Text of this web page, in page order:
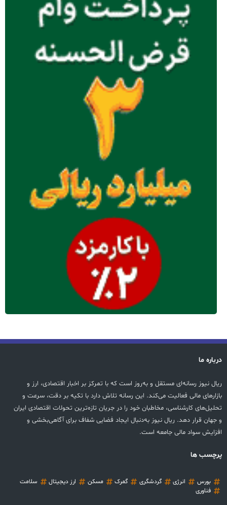
درباره ما
ریال نیوز رسانه‌ای مستقل و به‌روز است که با تمرکز بر اخبار اقتصادی، ارز و
بازارهای مالی فعالیت می‌کند. این رسانه تلاش دارد با تکیه بر دقت، سرعت و
تحلیل‌های کارشناسی، مخاطبان خود را در جریان تازه‌ترین تحولات اقتصادی ایران
و جهان قرار دهد. ریال نیوز به‌دنبال ایجاد فضایی شفاف برای آگاهی‌بخشی و
افزایش سواد مالی جامعه است.
پرچسب ها
بورس انرژی گردشگری گمرک مسکن ارز دیجیتال
سلامت
فناوری